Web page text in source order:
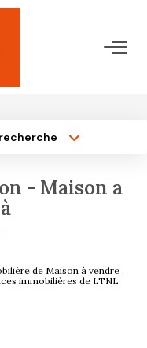
min
- Maison a
de Maison à vendre .
immobilières de LTNL